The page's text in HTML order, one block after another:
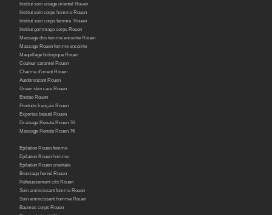
Institut soin visage oriental Rouen
Institut soin corps homme Rouen
Institut soin corps femme Rouen
Institut gommage corps Rouen
Massage dos femme enceinte Rouen
Massage Rouen femme enceinte
Maquillage biologique Rouen
Couleur caramel Rouen
Charme d'orient Rouen
Autobronzant Rouen
Green skin care Rouen
Enatae Rouen
Produits français Rouen
Expertes beauté Rouen
Drainage Renata Rouen 76
Massage Renata Rouen 76
Epilation Rouen femme
Epilation Rouen homme
Epilation Rouen orientale
Bronzage henné Rouen
Réhaussement cils Rouen
Soin amincissant femme Rouen
Soin amincissant homme Rouen
Baumes corps Rouen